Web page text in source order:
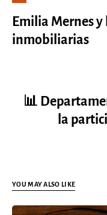
Emilia Mernes y
inmobiliarias
📊
la
YOU MAY ALSO LIKE